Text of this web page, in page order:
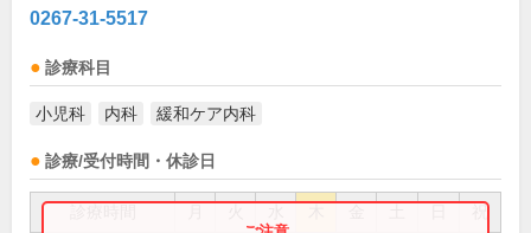
0267-31-5517
診療科目
小児科 内科 緩和ケア内科
診療/受付時間・休診日
祝